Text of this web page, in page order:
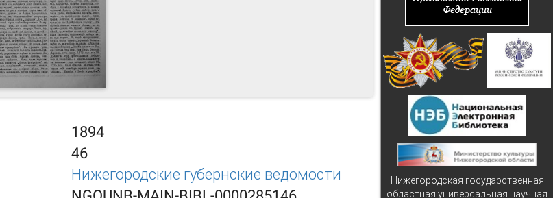
1894
46
Нижегородские губернские ведомости
Нижегородская государственная
областная универсальная научная